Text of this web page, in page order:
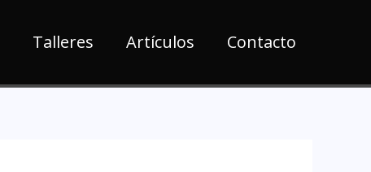
Talleres Artículos Contacto